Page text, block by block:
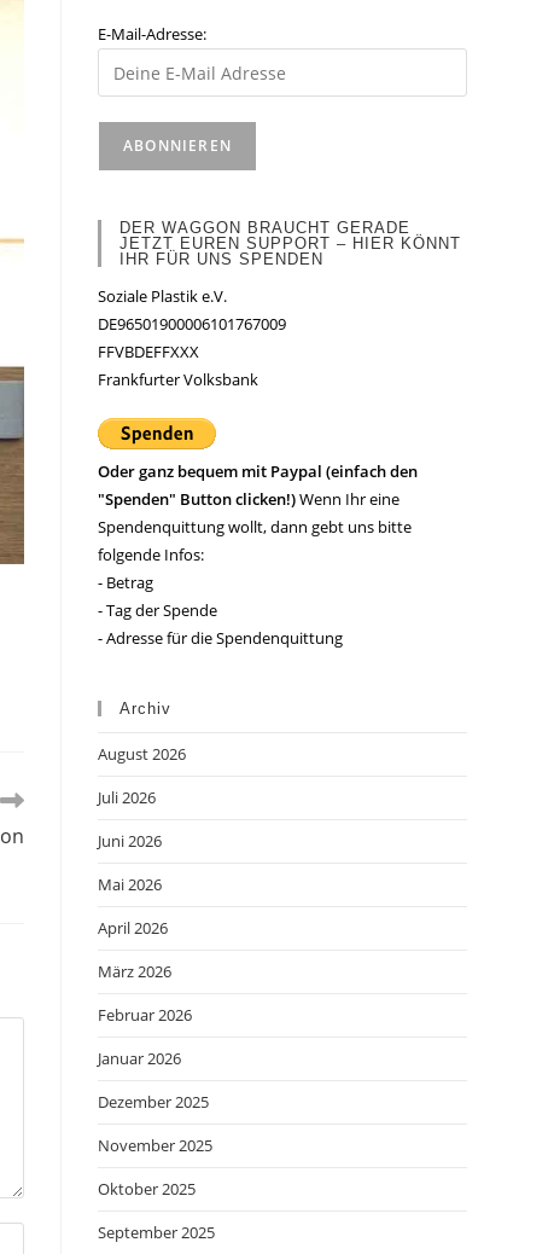
E-Mail-Adresse:
DER WAGGON BRAUCHT GERADE
JETZT EUREN SUPPORT – HIER KÖNNT
IHR FÜR UNS SPENDEN
Soziale Plastik e.V.
DE96501900006101767009
FFVBDEFFXXX
Frankfurter Volksbank
Oder ganz bequem mit Paypal (einfach den
"Spenden" Button clicken!)Wenn Ihr eine
Spendenquittung wollt, dann gebt uns bitte
folgende Infos:
- Betrag
- Tag der Spende
- Adresse für die Spendenquittung
Archiv
August 2026
Juli 2026
Juni 2026
Mai 2026
April 2026
März 2026
Februar 2026
Januar 2026
Dezember 2025
November 2025
Oktober 2025
September 2025